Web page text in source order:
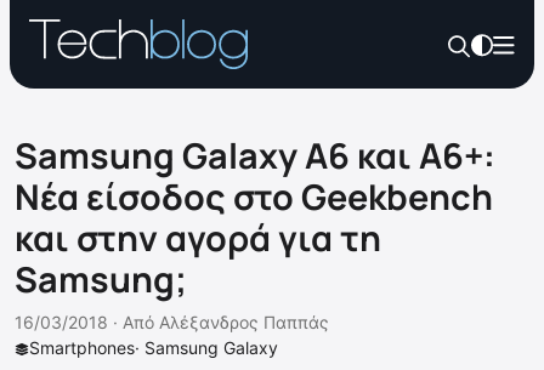
Samsung Galaxy A6 και A6+:
Νέα είσοδος στο Geekbench
και στην αγορά για τη
Samsung;
Smartphones· Samsung Galaxy
16/03/2018 · Από Αλέξανδρος Παππάς